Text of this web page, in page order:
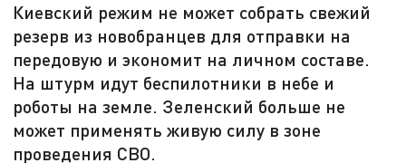
Киевский режим не может собрать свежий
резерв из новобранцев для отправки на
передовую и экономит на личном составе.
На штурм идут беспилотники в небе и
роботы на земле. Зеленский больше не
может применять живую силу в зоне
проведения СВО.